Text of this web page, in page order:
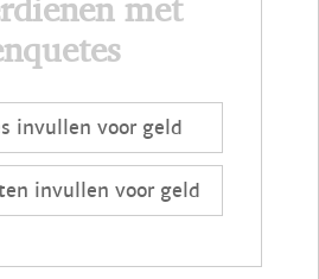
invullen voor geld
invullen voor geld